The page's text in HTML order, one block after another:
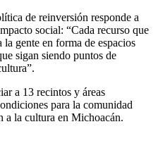
de reinversión responde a
social: “Cada recurso que
la gente en forma de espacios
sigan siendo puntos de
a 13 recintos y áreas
para la comunidad
a la cultura en Michoacán.